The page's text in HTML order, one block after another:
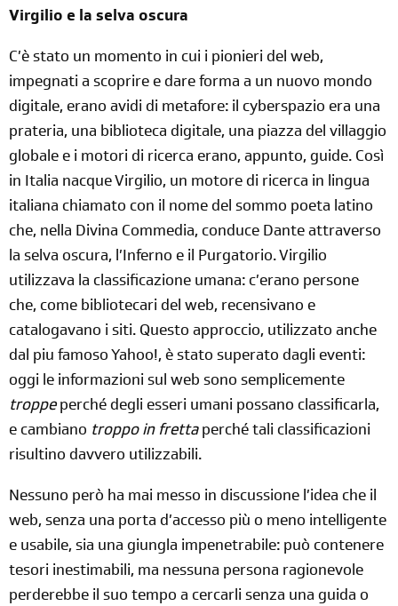
Virgilio e la selva oscura
C’è stato un momento in cui i pionieri del web,
impegnati a scoprire e dare forma a un nuovo mondo
digitale, erano avidi di metafore: il cyberspazio era una
prateria, una biblioteca digitale, una piazza del villaggio
globale e i motori di ricerca erano, appunto, guide. Così
in Italia nacque Virgilio, un motore di ricerca in lingua
italiana chiamato con il nome del sommo poeta latino
che, nella Divina Commedia, conduce Dante attraverso
la selva oscura, l’Inferno e il Purgatorio. Virgilio
utilizzava la classificazione umana: c’erano persone
che, come bibliotecari del web, recensivano e
catalogavano i siti. Questo approccio, utilizzato anche
dal piu famoso Yahoo!, è stato superato dagli eventi:
oggi le informazioni sul web sono semplicemente
troppeperché degli esseri umani possano classificarla,
e cambiano troppo in frettaperché tali classificazioni
risultino davvero utilizzabili.
Nessuno però ha mai messo in discussione l’idea che il
web, senza una porta d’accesso più o meno intelligente
e usabile, sia una giungla impenetrabile: può contenere
tesori inestimabili, ma nessuna persona ragionevole
perderebbe il suo tempo a cercarli senza una guida o